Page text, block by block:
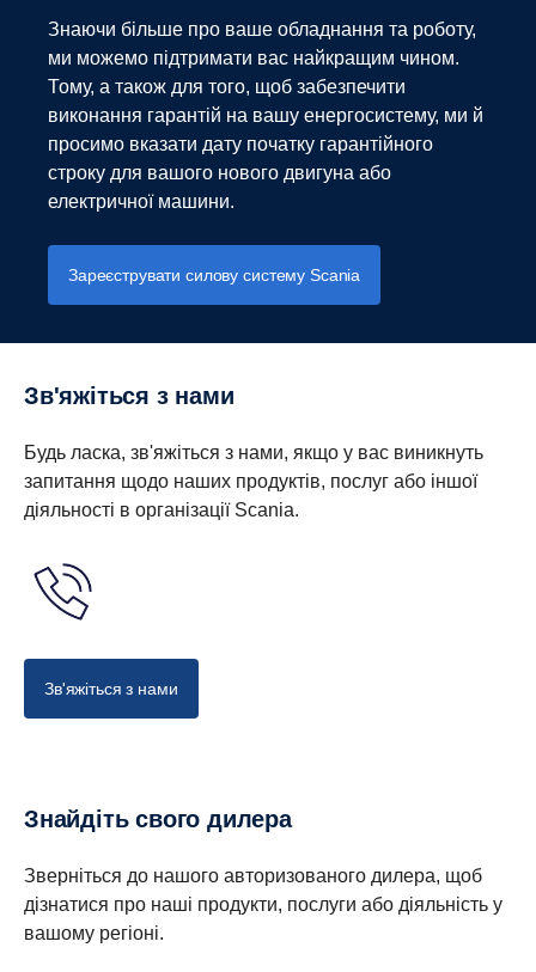
Знаючи більше про ваше обладнання та роботу,
ми можемо підтримати вас найкращим чином.
Тому, а також для того, щоб забезпечити
виконання гарантій на вашу енергосистему, ми й
просимо вказати дату початку гарантійного
строку для вашого нового двигуна або
електричної машини.
Зареєструвати силову систему Scania
Зв'яжіться з нами
Будь ласка, зв'яжіться з нами, якщо у вас виникнуть
запитання щодо наших продуктів, послуг або іншої
діяльності в організації Scania.
Зв'яжіться з нами
Знайдіть свого дилера
Зверніться до нашого авторизованого дилера, щоб
дізнатися про наші продукти, послуги або діяльність у
вашому регіоні.